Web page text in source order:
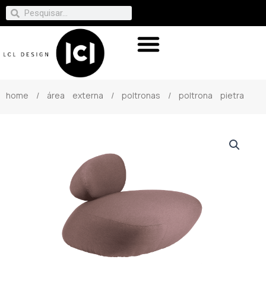
home / área externa / poltronas / poltrona pietra